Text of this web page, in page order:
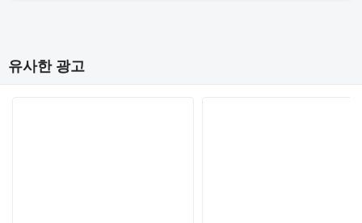
유사한 광고